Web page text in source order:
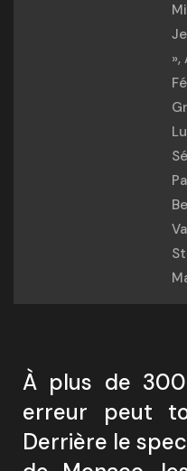
À plus de
erreur peut
Derrière le